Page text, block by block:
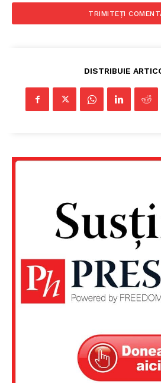
Un
FREEDOM HOUSE
DISTRIBUIE